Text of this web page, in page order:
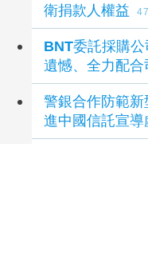
衛捐款人權益
BNT委託採購
遺憾、全力配合
警銀合作防範
進中國信託宣